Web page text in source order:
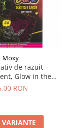
Moxy
de razuit
Glow in the
pentru fete
RON
VARIANTE